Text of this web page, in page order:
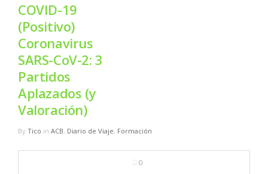
FIBA
OTROS
FORMACIÓN
NBA
MULTIMEDIA
COVID-19
(Positivo)
Coronavirus
SARS-CoV-2: 3
Partidos
Aplazados (y
Valoración)
By Tico in ACB, Diario de Viaje, Formación
0